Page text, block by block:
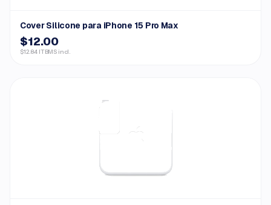
Cover Silicone para iPhone 15 Pro Max
$12.00
$12.84 ITBMS incl.